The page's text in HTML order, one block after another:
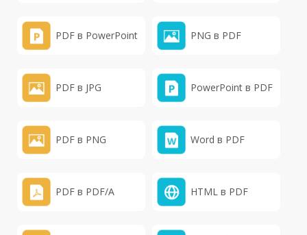
PDF в PowerPoint
PDF в JPG
PDF в PNG
PDF в PDF/A
PNG в PDF
PowerPoint в PDF
Word в PDF
HTML в PDF